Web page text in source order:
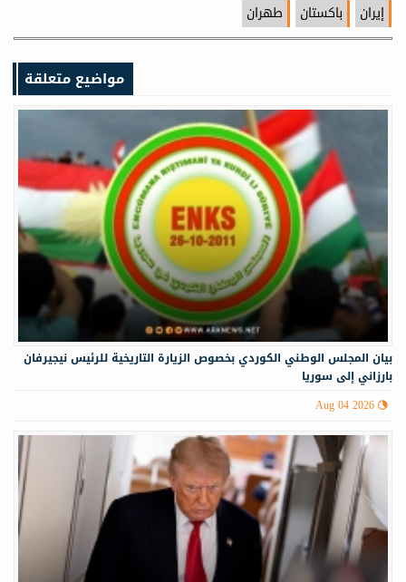
إيران باكستان طهران
مواضيع متعلقة
‏‏بيان المجلس الوطني الكوردي بخصوص الزيارة التاريخية للرئيس نيجيرفان
بارزاني إلى سوريا
Aug 04 2026